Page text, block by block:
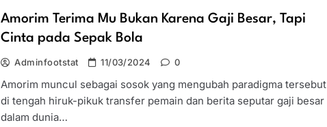
Amorim Terima Mu Bukan Karena Gaji Besar, Tapi
Cinta pada Sepak Bola
Adminfootstat 11/03/2024 0
Amorim muncul sebagai sosok yang mengubah paradigma tersebut
di tengah hiruk-pikuk transfer pemain dan berita seputar gaji besar
dalam dunia…